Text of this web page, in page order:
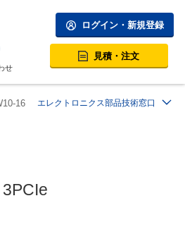
ログイン・新規登録
せ
見積・注文
16 エレクトロニクス部品技術窓口